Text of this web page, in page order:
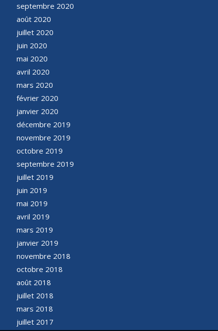
septembre 2020
août 2020
juillet 2020
juin 2020
mai 2020
avril 2020
mars 2020
février 2020
janvier 2020
décembre 2019
novembre 2019
octobre 2019
septembre 2019
juillet 2019
juin 2019
mai 2019
avril 2019
mars 2019
janvier 2019
novembre 2018
octobre 2018
août 2018
juillet 2018
mars 2018
juillet 2017